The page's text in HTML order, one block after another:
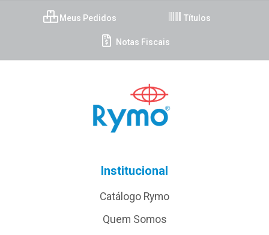
Meus Pedidos Títulos
Notas Fiscais
Institucional
Catálogo Rymo
Quem Somos